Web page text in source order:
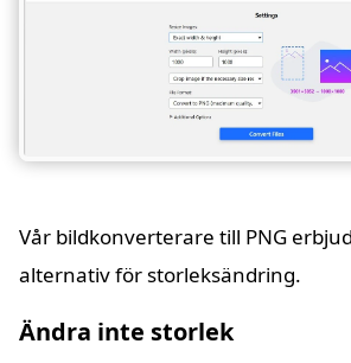
Vår bildkonverterare till PNG
alternativ för storleksändring.
Ändra inte storlek